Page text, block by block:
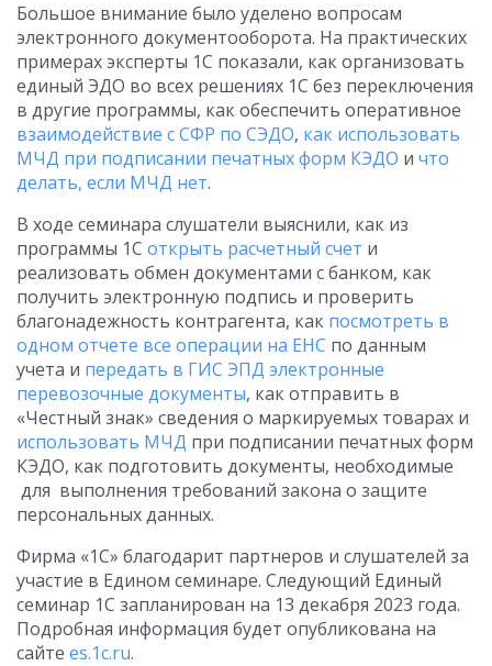
Большое внимание было уделено вопросам
электронного документооборота. На практических
примерах эксперты 1С показали, как организовать
единый ЭДО во всех решениях 1С без переключения
в другие программы, как обеспечить оперативное
взаимодействие с СФР по СЭДО, как использовать
МЧД при подписании печатных форм КЭДО и что
делать, если МЧД нет.
В ходе семинара слушатели выяснили, как из
программы 1С открыть расчетный счет и
реализовать обмен документами с банком, как
получить электронную подпись и проверить
благонадежность контрагента, как посмотреть в
одном отчете все операции на ЕНС по данным
учета и передать в ГИС ЭПД электронные
перевозочные документы, как отправить в
«Честный знак» сведения о маркируемых товарах и
использовать МЧД при подписании печатных форм
КЭДО, как подготовить документы, необходимые
для выполнения требований закона о защите
персональных данных.
Фирма «1С» благодарит партнеров и слушателей за
участие в Едином семинаре. Следующий Единый
семинар 1С запланирован на 13 декабря 2023 года.
Подробная информация будет опубликована на
сайте es.1c.ru.